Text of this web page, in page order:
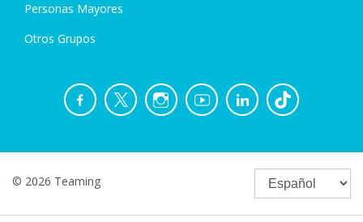
Personas Mayores
Otros Grupos
© 2026 Teaming